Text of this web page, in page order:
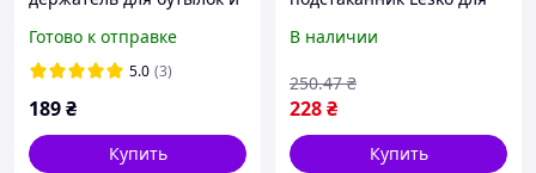
Готово к отправке
5.0 (3)
189₴
Купить
держатель силиконовый
КликМаркет
В наличии
228₴
250.47 ₴
Купить